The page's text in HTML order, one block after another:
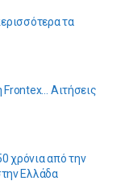
τα
Αιτήσεις
χρόνια από την
Ελλάδα